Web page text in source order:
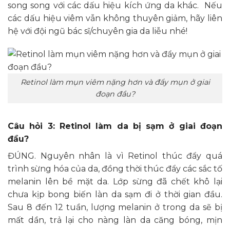
song song với các dấu hiệu kích ứng da khác. Nếu
các dấu hiệu viêm vẫn không thuyên giảm, hãy liên
hệ với đội ngũ bác sĩ/chuyên gia da liễu nhé!
Retinol làm mụn viêm nặng hơn và đẩy mụn ở giai
đoạn đầu?
Câu hỏi 3: Retinol làm da bị sạm ở giai đoạn
đầu?
ĐÚNG. Nguyên nhân là vì Retinol thúc đẩy quá
trình sừng hóa của da, đồng thời thúc đẩy các sắc tố
melanin lên bề mặt da. Lớp sừng đã chết khô lại
chưa kịp bong biến làn da sạm đi ở thời gian đầu.
Sau 8 đến 12 tuần, lượng melanin ở trong da sẽ bị
mất dần, trả lại cho nàng làn da căng bóng, mịn